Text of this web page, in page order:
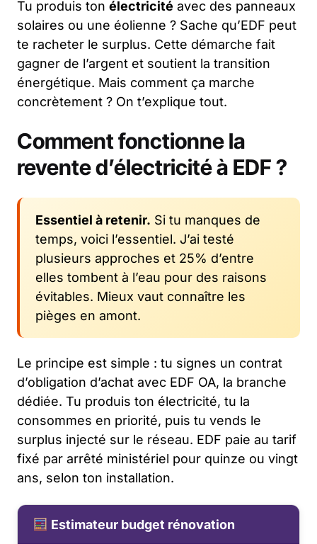
Tu produis ton électricité avec des panneaux
solaires ou une éolienne ? Sache qu’EDF peut
te racheter le surplus. Cette démarche fait
gagner de l’argent et soutient la transition
énergétique. Mais comment ça marche
concrètement ? On t’explique tout.
Comment fonctionne la
revente d’électricité à EDF ?
Essentiel à retenir. Si tu manques de
temps, voici l’essentiel. J’ai testé
plusieurs approches et 25% d’entre
elles tombent à l’eau pour des raisons
évitables. Mieux vaut connaître les
pièges en amont.
Le principe est simple : tu signes un contrat
d’obligation d’achat avec EDF OA, la branche
dédiée. Tu produis ton électricité, tu la
consommes en priorité, puis tu vends le
surplus injecté sur le réseau. EDF paie au tarif
fixé par arrêté ministériel pour quinze ou vingt
ans, selon ton installation.
Estimateur budget rénovation